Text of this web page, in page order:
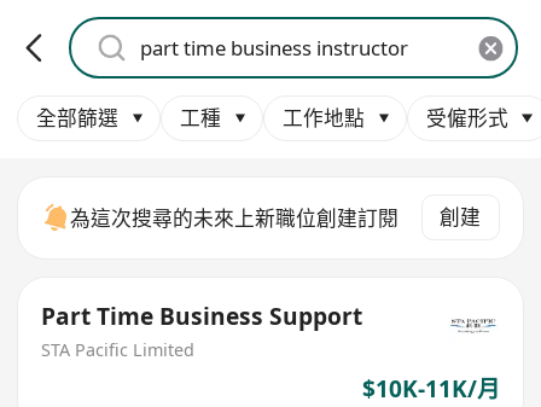
全部篩選 工種 工作地點 受僱形式
為這次搜尋的未來上新職位創建訂閱 創建
Part Time Business Support
STA Pacific Limited
$10K-11K/月